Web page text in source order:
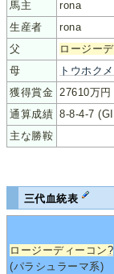
馬主
rona
生産者
rona
父
ロージー
母
トウホク
獲得賞金 27610万円
通算成績 8-8-4-7
主な勝鞍
三代血統表
ロージーディーコン?
(パラシュラーマ系)